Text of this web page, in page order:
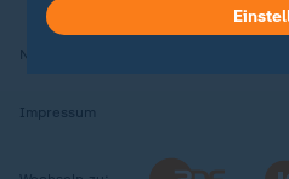
Nutzungsbedingungen
Impressum
Weitere Informationen
Datenschutzerklärung.